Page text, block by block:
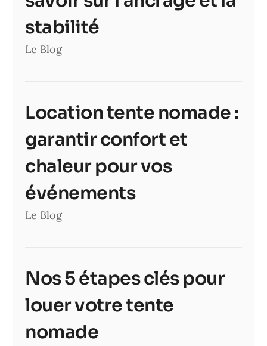
stabilité
Le Blog
Location tente nomade :
garantir confort et
chaleur pour vos
événements
Le Blog
Nos 5 étapes clés pour
louer votre tente
nomade